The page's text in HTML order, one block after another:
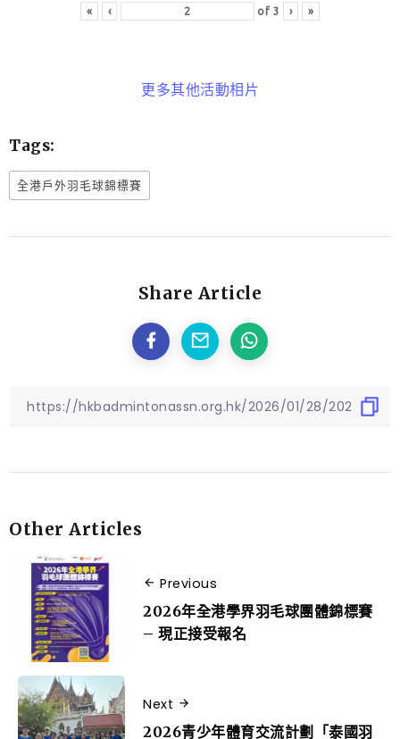
« ‹ of 3 › »
更多其他活動相片
Tags:
全港戶外羽毛球錦標賽
Share Article
Other Articles
Previous
2026年全港學界羽毛球團體錦標賽
– 現正接受報名
Next
2026青少年體育交流計劃「泰國羽